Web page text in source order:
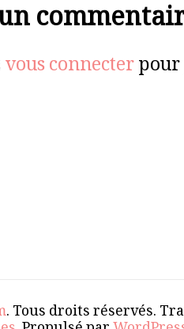
vous connecter
. Tous droits réservés.